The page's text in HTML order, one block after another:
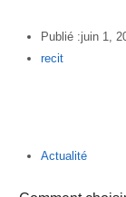
Publié :juin 1,
Author
recit
Actualité